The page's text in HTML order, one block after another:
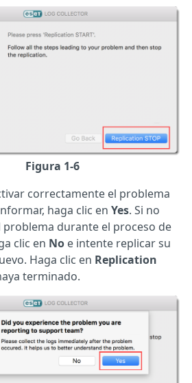
Figura 1-6
correctamente el problema
haga clic en Yes. Si no
durante el proceso de
clic en No e intente replicar su
Haga clic en Replication
terminado.